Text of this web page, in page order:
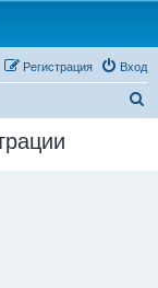
Вход
Регистрация